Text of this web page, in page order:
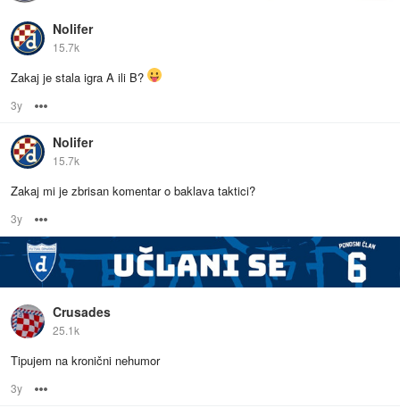
Nolifer
15.7k
Zakaj je stala igra A ili B?
3y
Nolifer
15.7k
Zakaj mi je zbrisan komentar o baklava taktici?
3y
Crusades
25.1k
Tipujem na kronični nehumor
3y